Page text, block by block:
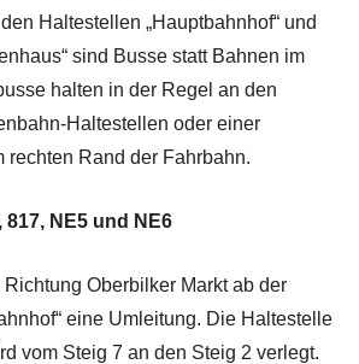
Haltestellen „Hauptbahnhof“ und
sind Busse statt Bahnen im
halten in der Regel an den
Haltestellen oder einer
rechten Rand der Fahrbahn.
817, NE5 und NE6
Oberbilker Markt ab der
eine Umleitung. Die Haltestelle
vom Steig 7 an den Steig 2 verlegt.